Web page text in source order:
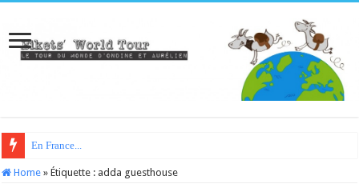
En France...
Home » Étiquette : adda guesthouse